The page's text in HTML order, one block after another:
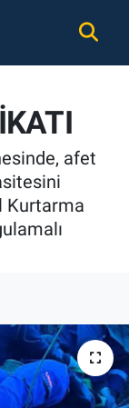
afet
Kurtarma